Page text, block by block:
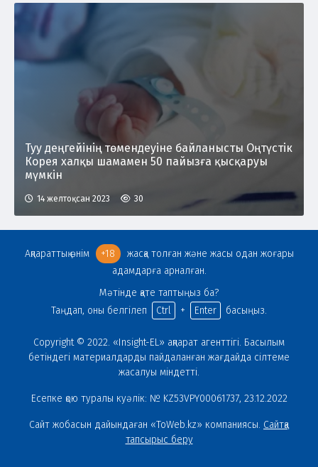
Туу деңгейінің төмендеуіне байланысты Оңтүстік
Корея халқы шамамен 50 пайызға қысқаруы
мүмкін
14 желтоқсан 2023 30
Copyright © 2022. «Insight-EL» ақпарат агенттігі. Басылым
бетіндегі материалдарды пайдаланған жағдайда сілтеме
жасалуы міндетті.
Есепке қою туралы куәлік: № KZ53VPY00061737, 23.12.2022
Сайт жобасын дайындаған «ToWeb.kz» компаниясы. Сайтқа
тапсырыс беру
Ақпараттық өнім +18
жасқа толған және жасы одан жоғары
адамдарға арналған.
Мәтінде қате таптыңыз ба?
Таңдап, оны белгілеп
Ctrl + Enter басыңыз.